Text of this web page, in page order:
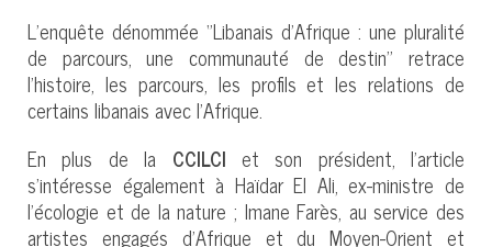
L’enquête dénommée ‘’Libanais d’Afrique : une pluralité
de parcours, une communauté de destin’’ retrace
l’histoire, les parcours, les profils et les relations de
certains libanais avec l’Afrique.
En plus de la CCILCI et son président, l’article
s’intéresse également à Haïdar El Ali, ex-ministre de
l’écologie et de la nature ; Imane Farès, au service des
artistes engagés d’Afrique et du Moyen-Orient et